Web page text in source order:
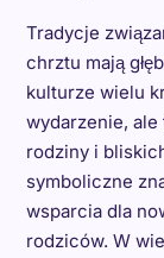
Tradycje
chrztu mają
kulturze wielu
wydarzenie, ale
rodziny i
symboliczne
wsparcia dla
rodziców. W